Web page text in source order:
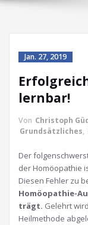
Jan. 27, 2019
lernbar!
Von Christoph
Grundsätzliches,
Der
der Homöopathie
Diesen Fehler zu
Homöopathie-
trägt. Gelehrt
Heilmethode